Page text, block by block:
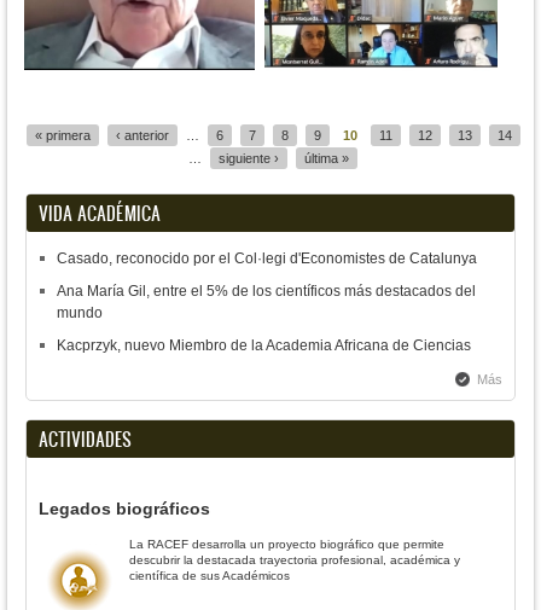
« primera ‹ anterior 6 7 8 9 10 11 12 13
14
siguiente › última »
VIDA ACADÉMICA
Casado, reconocido por el Col·legi d'Economistes de Catalunya
Ana María Gil, entre el 5% de los científicos más destacados del
mundo
Kacprzyk, nuevo Miembro de la Academia Africana de Ciencias
Más
ACTIVIDADES
Legados biográficos
La RACEF desarrolla un proyecto biográfico que permite
descubrir la destacada trayectoria profesional, académica y
científica de sus Académicos